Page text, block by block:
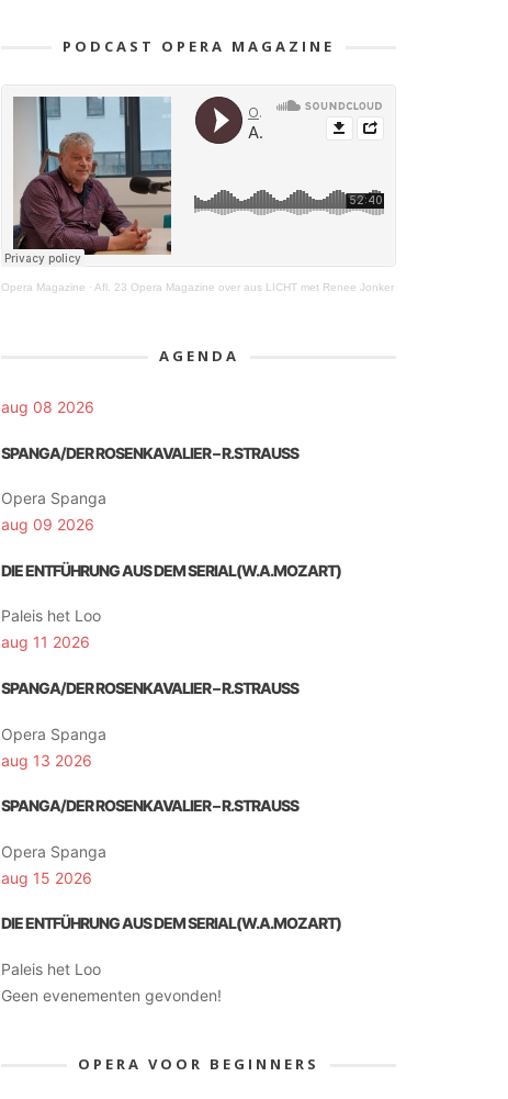
PODCAST OPERA MAGAZINE
Opera Magazine · Afl. 23 Opera Magazine over aus LICHT met Renee Jonker
AGENDA
aug 08 2026
SPANGA/DER ROSENKAVALIER – R.STRAUSS
Opera Spanga
aug 09 2026
DIE ENTFÜHRUNG AUS DEM SERIAL(W.A.MOZART)
Paleis het Loo
aug 11 2026
SPANGA/DER ROSENKAVALIER – R.STRAUSS
Opera Spanga
aug 13 2026
SPANGA/DER ROSENKAVALIER – R.STRAUSS
Opera Spanga
aug 15 2026
DIE ENTFÜHRUNG AUS DEM SERIAL(W.A.MOZART)
Paleis het Loo
Geen evenementen gevonden!
OPERA VOOR BEGINNERS